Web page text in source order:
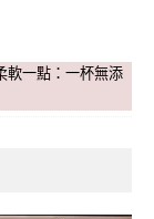
軟一點：一杯無添